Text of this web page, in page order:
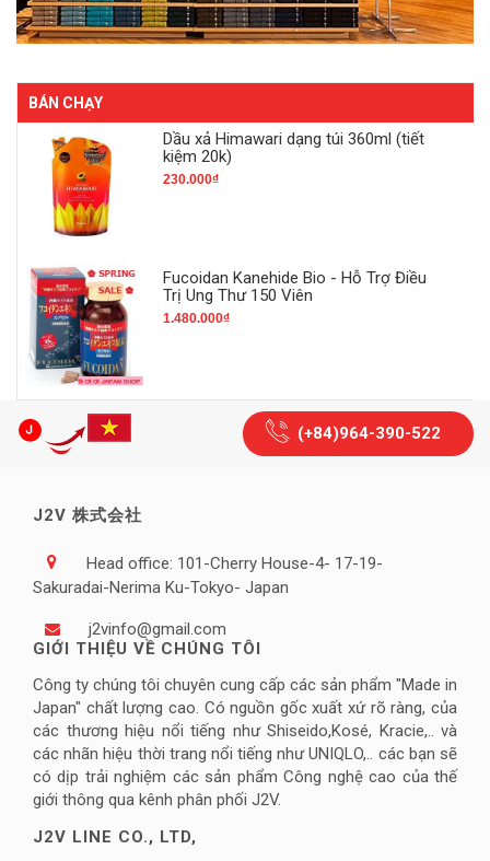
BÁN CHẠY
Dầu xả Himawari dạng túi 360ml (tiết
kiệm 20k)
230.000₫
Fucoidan Kanehide Bio - Hỗ Trợ Điều
Trị Ung Thư 150 Viên
1.480.000₫
(+84)964-390-522
J2V 株式会社
Head office: 101-Cherry House-4- 17-19-
Sakuradai-Nerima Ku-Tokyo- Japan
j2vinfo@gmail.com
GIỚI THIỆU VỀ CHÚNG TÔI
Công ty chúng tôi chuyên cung cấp các sản phẩm "Made in
Japan" chất lượng cao. Có nguồn gốc xuất xứ rõ ràng, của
các thương hiệu nổi tiếng như Shiseido,Kosé, Kracie,.. và
các nhãn hiệu thời trang nổi tiếng như UNIQLO,.. các bạn sẽ
có dịp trải nghiệm các sản phẩm Công nghệ cao của thế
giới thông qua kênh phân phối J2V.
J2V LINE CO., LTD,